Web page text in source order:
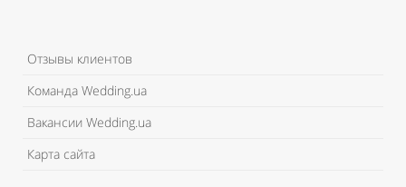
Отзывы клиентов
Команда Wedding.ua
Вакансии Wedding.ua
Карта сайта